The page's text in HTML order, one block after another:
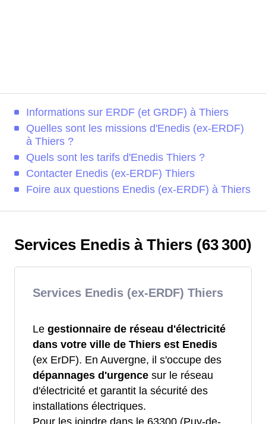
Informations sur ERDF (et GRDF) à Thiers
Quelles sont les missions d'Enedis (ex-ERDF)
à Thiers ?
Quels sont les tarifs d'Enedis Thiers ?
Contacter Enedis (ex-ERDF) Thiers
Foire aux questions Enedis (ex-ERDF) à Thiers
Services Enedis à Thiers (63 300)
Services Enedis (ex-ERDF) Thiers
Le gestionnaire de réseau d'électricité
dans votre ville de Thiers est Enedis
(ex ErDF). En Auvergne, il s'occupe des
dépannages d'urgence sur le réseau
d'électricité et garantit la sécurité des
installations électriques.